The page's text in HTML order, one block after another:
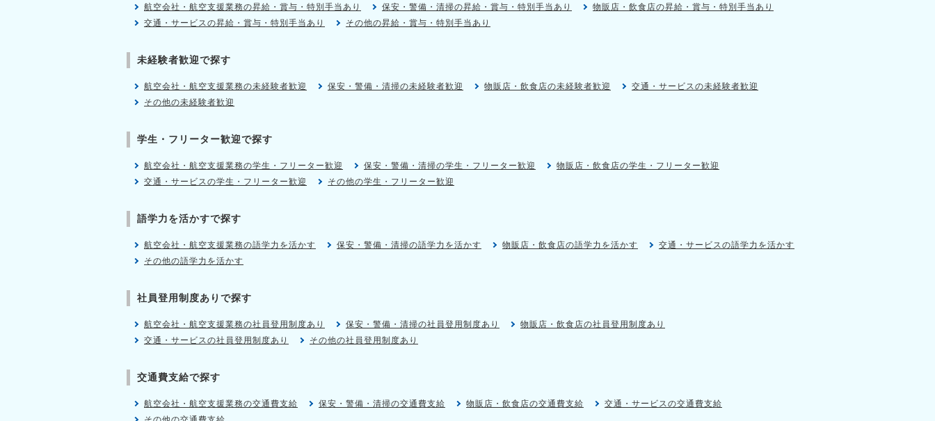
航空会社・航空支援業務の昇給・賞与・特別手当あり 保安・警備・清掃の昇給・賞与・特別手当あり
物販店・飲食店の昇給・賞与・特別手当あり
交通・サービスの昇給・賞与・特別手当あり
その他の昇給・賞与・特別手当あり
未経験者歓迎で探す
航空会社・航空支援業務の未経験者歓迎 保安・警備・清掃の未経験者歓迎 物販店・飲食店の未経験者歓迎
交通・サービスの未経験者歓迎
その他の未経験者歓迎
学生・フリーター歓迎で探す
航空会社・航空支援業務の学生・フリーター歓迎 保安・警備・清掃の学生・フリーター歓迎
物販店・飲食店の学生・フリーター歓迎
交通・サービスの学生・フリーター歓迎
その他の学生・フリーター歓迎
語学力を活かすで探す
航空会社・航空支援業務の語学力を活かす 保安・警備・清掃の語学力を活かす 物販店・飲食店の語学力を活かす
交通・サービスの語学力を活かす
その他の語学力を活かす
社員登用制度ありで探す
航空会社・航空支援業務の社員登用制度あり 保安・警備・清掃の社員登用制度あり
物販店・飲食店の社員登用制度あり
交通・サービスの社員登用制度あり
その他の社員登用制度あり
交通費支給で探す
航空会社・航空支援業務の交通費支給 保安・警備・清掃の交通費支給 物販店・飲食店の交通費支給
交通・サービスの交通費支給